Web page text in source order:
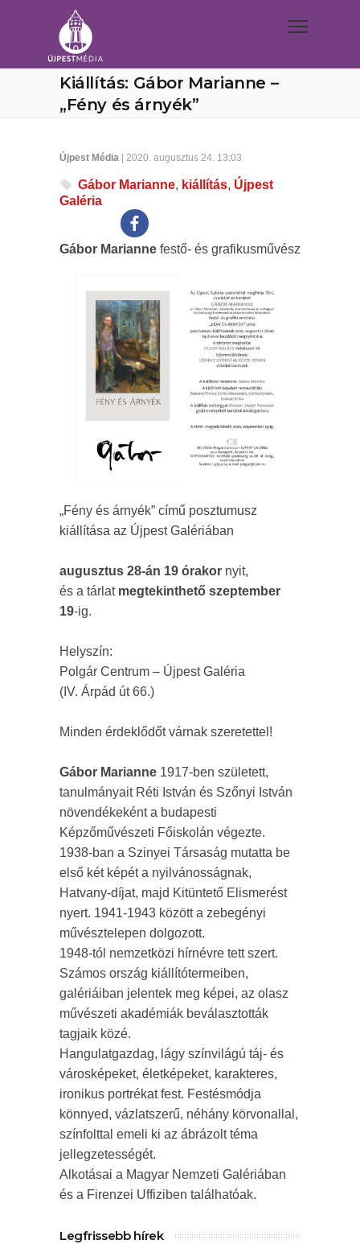
Kiállítás: Gábor Marianne –
„Fény és árnyék”
Újpest Média | 2020. augusztus 24. 13:03
Gábor Marianne, kiállítás, Újpest
Galéria
Gábor Marianne festő- és grafikusművész
„Fény és árnyék” című posztumusz
kiállítása az Újpest Galériában
augusztus 28-án 19 órakor nyit,
és a tárlat megtekinthető szeptember
19-ig.
Helyszín:
Polgár Centrum – Újpest Galéria
(IV. Árpád út 66.)
Minden érdeklődőt várnak szeretettel!
Gábor Marianne 1917-ben született,
tanulmányait Réti István és Szőnyi István
növendékeként a budapesti
Képzőművészeti Főiskolán végezte.
1938-ban a Szinyei Társaság mutatta be
első két képét a nyilvánosságnak,
Hatvany-díjat, majd Kitüntető Elismerést
nyert. 1941-1943 között a zebegényi
művésztelepen dolgozott.
1948-tól nemzetközi hírnévre tett szert.
Számos ország kiállítótermeiben,
galériáiban jelentek meg képei, az olasz
művészeti akadémiák beválasztották
tagjaik közé.
Hangulatgazdag, lágy színvilágú táj- és
városképeket, életképeket, karakteres,
ironikus portrékat fest. Festésmódja
könnyed, vázlatszerű, néhány körvonallal,
színfolttal emeli ki az ábrázolt téma
jellegzetességét.
Alkotásai a Magyar Nemzeti Galériában
és a Firenzei Uffiziben találhatóak.
Legfrissebb hírek